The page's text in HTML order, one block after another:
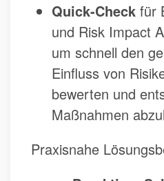
Quick-Check für
und Risk Impact
um schnell den
Einfluss von
bewerten und
Maßnahmen
Praxisnahe